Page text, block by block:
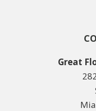
Great